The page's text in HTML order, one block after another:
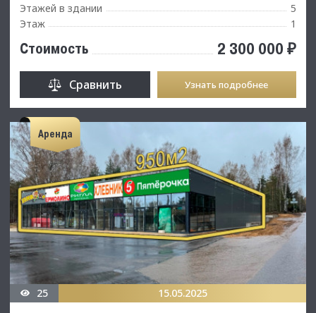
Этажей в здании
5
Этаж
1
Стоимость 2 300 000 ₽
Сравнить Узнать подробнее
Аренда
25 15.05.2025